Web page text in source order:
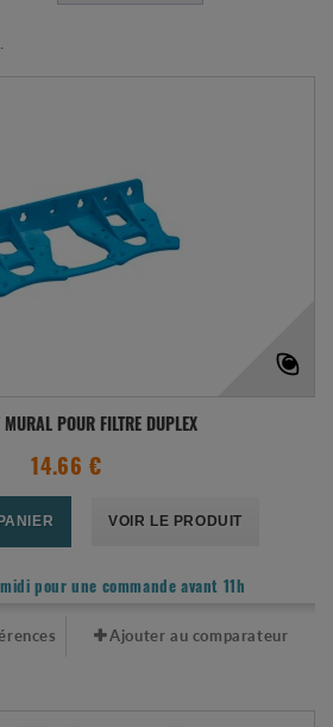
MURAL POUR FILTRE DUPLEX
14.66 €
VOIR LE PRODUIT
pour une commande avant 11h
Ajouter au comparateur